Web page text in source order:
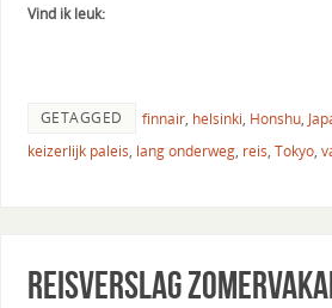
Vind ik leuk:
GETAGGED finnair, helsinki, Honshu,
keizerlijk paleis, lang onderweg, reis, Tokyo,
Reisverslag